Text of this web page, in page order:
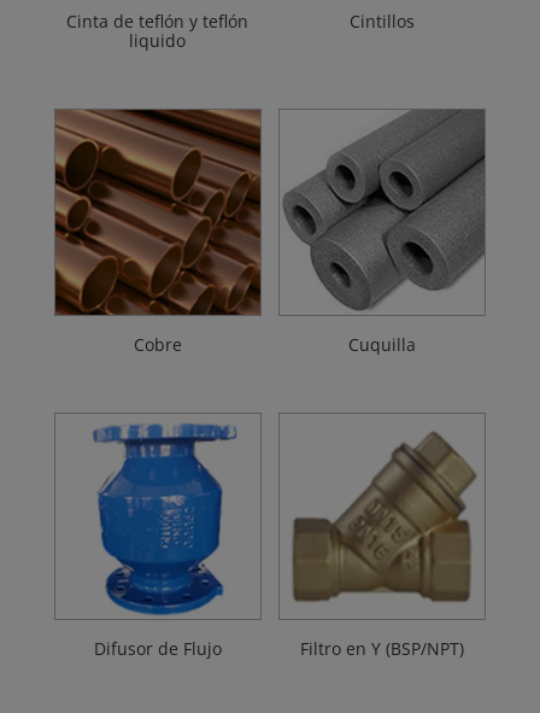
Cinta de teflón y teflón
liquido
Cintillos
Cobre Cuquilla
Difusor de Flujo Filtro en Y (BSP/NPT)